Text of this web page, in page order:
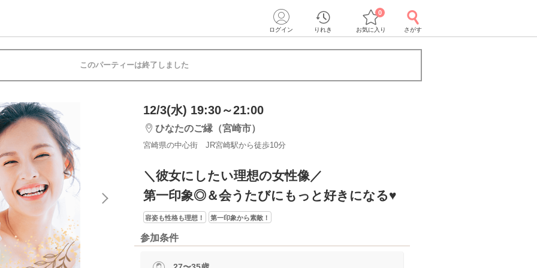
ログイン りれき お気に入り
0
さがす
このパーティーは終了しました
12/3(水) 19:30～21:00
ひなたのご縁（宮崎市）
宮崎県の中心街 JR宮崎駅から徒歩10分
＼彼女にしたい理想の女性像／
第一印象◎＆会うたびにもっと好きになる♥
容姿も性格も理想！ 第一印象から素敵！
参加条件